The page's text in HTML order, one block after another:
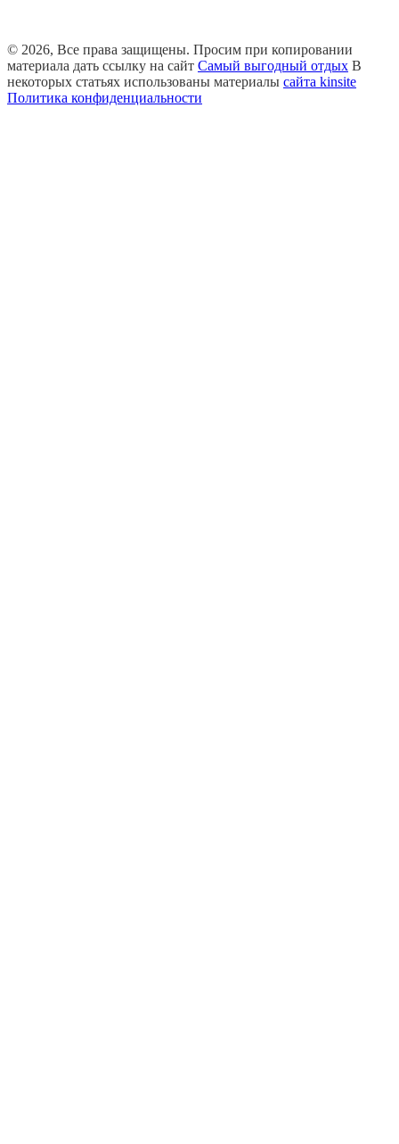
© 2026, Все права защищены. Просим при копировании
материала дать ссылку на сайт Самый выгодный отдых В
некоторых статьях использованы материалы сайта kinsite
Политика конфиденциальности